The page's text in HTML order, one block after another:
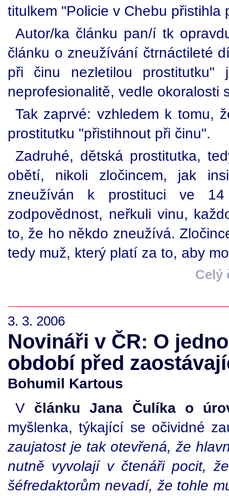
titulkem "Policie v Chebu přistihla
Autor/ka článku pan/í tk
článku o zneužívání čtrnáctileté
při činu nezletilou
neprofesionalitě, vedle okoralosti
Tak zaprvé: vzhledem k tomu,
prostitutku "přistihnout při činu".
Zadruhé, dětská prostitutka,
obětí, nikoli zločincem, jak
zneužíván k prostituci ve
zodpovědnost, neřkuli vinu,
to, že ho někdo zneužívá.
tedy muž, který platí za to, aby
Celý
3. 3. 2006
Novináři v ČR: O
období před
Bohumil Kartous
V článku Jana Čulíka o
myšlenka, týkající se očividné
zaujatost je tak otevřená, že
nutně vyvolají v čtenáři pocit,
šéfredaktorům nevadí, že tohle